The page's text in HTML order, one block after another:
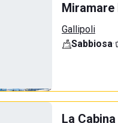
Miramare
Gallipoli
Sabbiosa·
La